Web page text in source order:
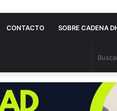
CONTACTO SOBRE CADENA